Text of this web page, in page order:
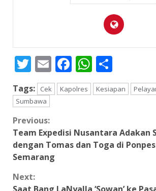
Twitter
EmailFacebook
Tags: Cek Kapolres Kesiapan
Sumbawa
Continue
Reading
Previous:
Team Expedisi Nusantara Adakan
dengan Tomas dan Toga di
Semarang
Next: